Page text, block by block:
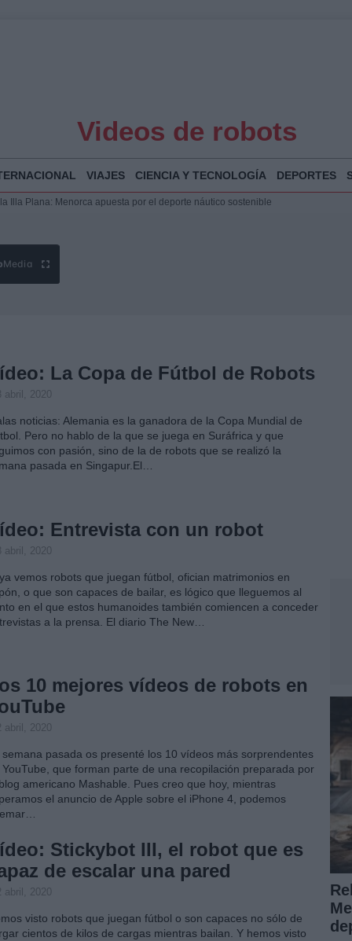
Videos de robots
VIAJES CIENCIA Y TECNOLOGÍA DEPORTES
y humanitario en Ceuta tras la llegada masiva de migrantes
Illa Plana: Menorca apuesta por el deporte náutico sostenible
Media
La Copa de Fútbol de Robots
abril, 2020
noticias: Alemania es la ganadora de la Copa Mundial de
Pero no hablo de la que se juega en Suráfrica y que
con pasión, sino de la de robots que se realizó la
pasada en Singapur.El…
Entrevista con un robot
abril, 2020
vemos robots que juegan fútbol, ofician matrimonios en
o que son capaces de bailar, es lógico que lleguemos al
en el que estos humanoides también comiencen a conceder
a la prensa. El diario The New…
10 mejores vídeos de robots en
abril, 2020
semana pasada os presenté los 10 vídeos más sorprendentes
YouTube, que forman parte de una recopilación preparada por
americano Mashable. Pues creo que hoy, mientras
el anuncio de Apple sobre el iPhone 4, podemos
Stickybot III, el robot que es
de escalar una pared
abril, 2020
visto robots que juegan fútbol o son capaces no sólo de
cientos de kilos de cargas mientras bailan. Y hemos visto